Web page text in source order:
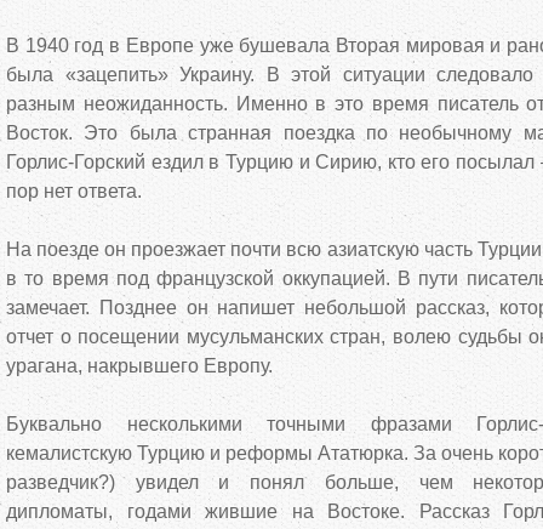
В 1940 год в Европе уже бушевала Вторая мировая и
была «зацепить» Украину. В этой ситуации
разным неожиданность. Именно в это время писатель
Восток. Это была странная поездка по необычному
Горлис-Горский ездил в Турцию и Сирию, кто его
пор нет ответа.
На поезде он проезжает почти всю азиатскую часть
в то время под французской оккупацией. В пути
замечает. Позднее он напишет небольшой рассказ,
отчет о посещении мусульманских стран, волею судьбы
урагана, накрывшего Европу.
Буквально несколькими точными фразами Горлис-
кемалистскую Турцию и реформы Ататюрка. За очень
разведчик?) увидел и понял больше, чем
дипломаты, годами жившие на Востоке. Рассказ